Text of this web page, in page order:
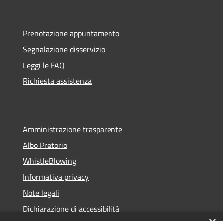
Prenotazione appuntamento
Segnalazione disservizio
Leggi le FAQ
Richiesta assistenza
Amministrazione trasparente
Albo Pretorio
WhistleBlowing
Informativa privacy
Note legali
Dichiarazione di accessibilità